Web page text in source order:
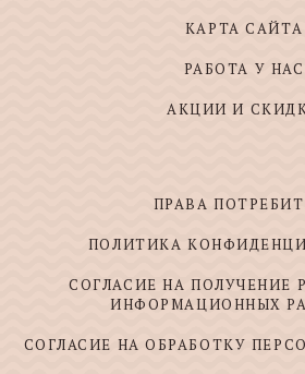
КАРТА САЙТА
РАБОТА У НАС
АКЦИИ И
ПРАВА
ПОЛИТИКА
СОГЛАСИЕ НА ПОЛУЧЕНИЕ
ИНФОРМАЦИОННЫХ
СОГЛАСИЕ НА ОБРАБОТКУ